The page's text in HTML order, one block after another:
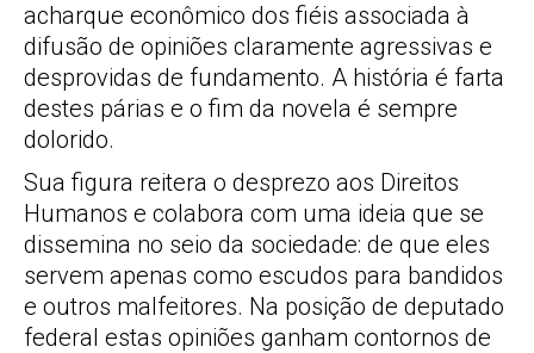
acharque econômico dos fiéis associada à
difusão de opiniões claramente agressivas e
desprovidas de fundamento. A história é farta
destes párias e o fim da novela é sempre
dolorido.
Sua figura reitera o desprezo aos Direitos
Humanos e colabora com uma ideia que se
dissemina no seio da sociedade: de que eles
servem apenas como escudos para bandidos
e outros malfeitores. Na posição de deputado
federal estas opiniões ganham contornos de